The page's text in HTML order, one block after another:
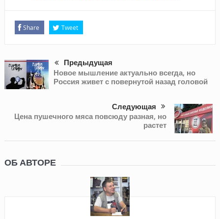
Share Tweet
Предыдущая
Новое мышление актуально всегда, но
Россия живет с повернутой назад головой
Следующая
Цена пушечного мяса повсюду разная, но
растет
ОБ АВТОРЕ